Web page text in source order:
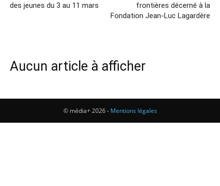
des jeunes du 3 au 11 mars
frontières décerné à la
Fondation Jean-Luc Lagardère
Aucun article à afficher
© média+ 2026 - Mentions légales